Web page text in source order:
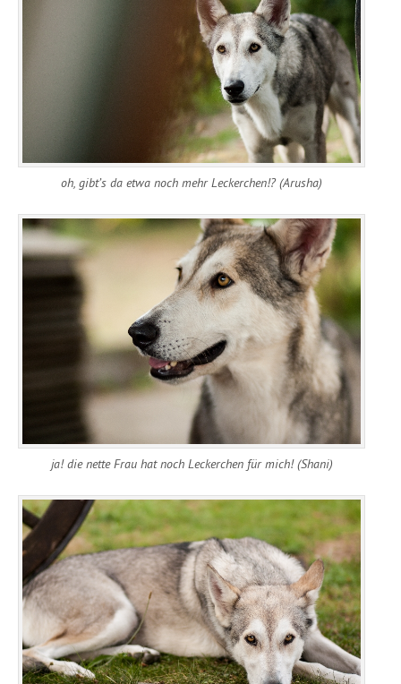
oh, gibt’s da etwa noch mehr Leckerchen!? (Arusha)
ja! die nette Frau hat noch Leckerchen für mich! (Shani)